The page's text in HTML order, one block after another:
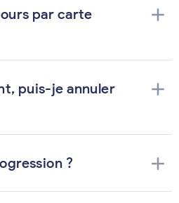
par carte
add
puis-je annuler
add
? add